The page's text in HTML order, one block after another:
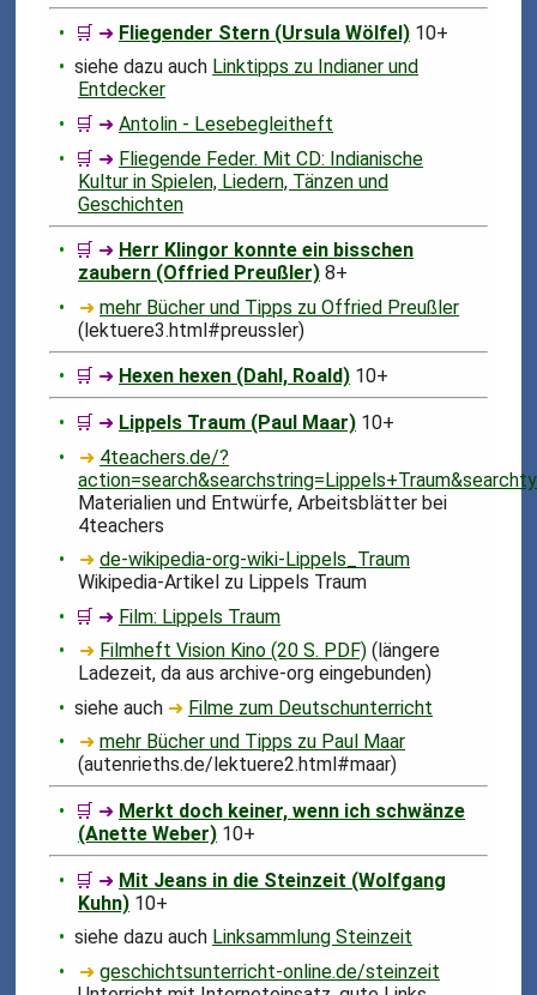
🛒 ➜ Fliegender Stern (Ursula Wölfel) 10+
siehe dazu auch Linktipps zu Indianer und
Entdecker
🛒 ➜Antolin - Lesebegleitheft
🛒 ➜ Fliegende Feder. Mit CD: Indianische
Kultur in Spielen, Liedern, Tänzen und
Geschichten
🛒 ➜ Herr Klingor konnte ein bisschen
zaubern (Offried Preußler) 8+
➜mehr Bücher und Tipps zu Offried Preußler
(lektuere3.html#preussler)
🛒 ➜ Hexen hexen (Dahl, Roald) 10+
🛒 ➜ Lippels Traum (Paul Maar) 10+
➜ 4teachers.de/?
Materialien und Entwürfe, Arbeitsblätter bei
4teachers
➜de-wikipedia-org-wiki-Lippels_Traum
Wikipedia-Artikel zu Lippels Traum
🛒 ➜ Film: Lippels Traum
➜ Filmheft Vision Kino (20 S. PDF) (längere
Ladezeit, da aus archive-org eingebunden)
siehe auch ➜ Filme zum Deutschunterricht
➜mehr Bücher und Tipps zu Paul Maar
(autenrieths.de/lektuere2.html#maar)
🛒 ➜ Merkt doch keiner, wenn ich schwänze
(Anette Weber) 10+
🛒 ➜ Mit Jeans in die Steinzeit (Wolfgang
Kuhn) 10+
siehe dazu auch Linksammlung Steinzeit
➜geschichtsunterricht-online.de/steinzeit